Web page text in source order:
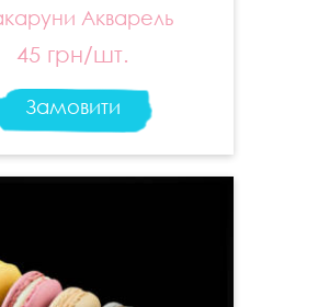
Акварель
45 грн/шт.
Замовити